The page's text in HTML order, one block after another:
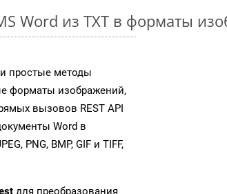
Word из TXT в форматы
простые методы
форматы изображений,
вызовов REST API
Word в
PNG, BMP, GIF и TIFF,
для преобразования